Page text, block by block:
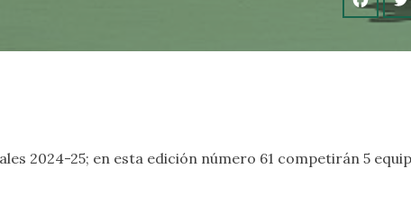
2024-25; en esta edición número 61 competirán 5